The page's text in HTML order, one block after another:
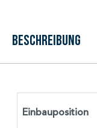
Beschreibung
Einbauposition